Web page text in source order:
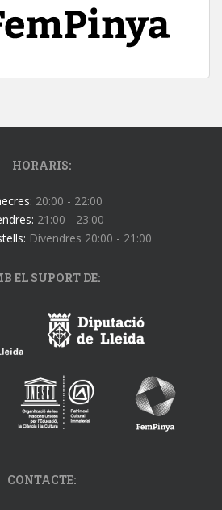
HORARIS:
20:00 - 22:00
21:00 - 23:00
Divendres 20:00 - 21:00
EL SUPORT DE:
CONTACTE: